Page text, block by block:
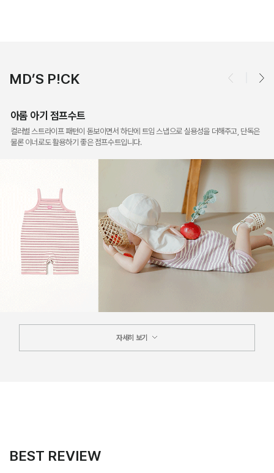
MD’S P!CK
아롬 아기 점프수트
컬러별 스트라이프 패턴이 돋보이면서 하단에 트임 스냅으로 실용성을 더해주고, 단독은
물론 이너로도 활용하기 좋은 점프수트입니다.
자세히 보기
BEST REVIEW